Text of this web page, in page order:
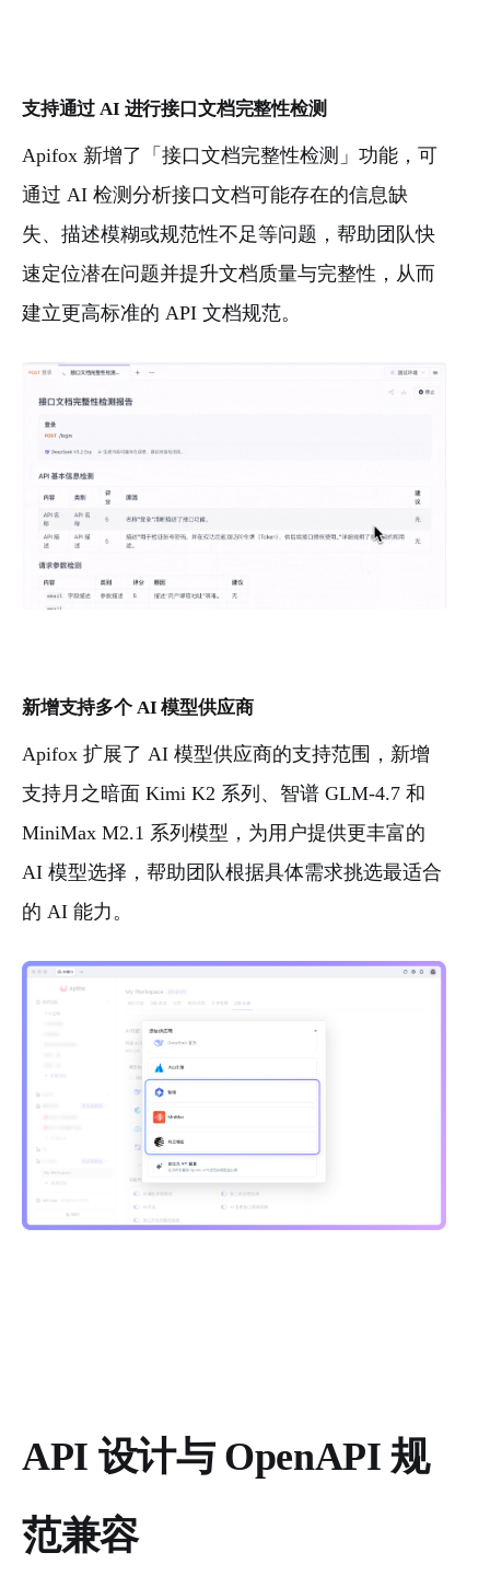
支持通过 AI 进行接口文档完整性检测
Apifox 新增了「接口文档完整性检测」功能，可
通过 AI 检测分析接口文档可能存在的信息缺
失、描述模糊或规范性不足等问题，帮助团队快
速定位潜在问题并提升文档质量与完整性，从而
建立更高标准的 API 文档规范。
新增支持多个 AI 模型供应商
Apifox 扩展了 AI 模型供应商的支持范围，新增
支持月之暗面 Kimi K2 系列、智谱 GLM-4.7 和
MiniMax M2.1 系列模型，为用户提供更丰富的
AI 模型选择，帮助团队根据具体需求挑选最适合
的 AI 能力。
API 设计与 OpenAPI 规
范兼容